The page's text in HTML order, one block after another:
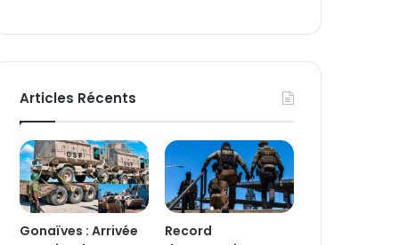
Articles Récents
Gonaïves : Arrivée
Record